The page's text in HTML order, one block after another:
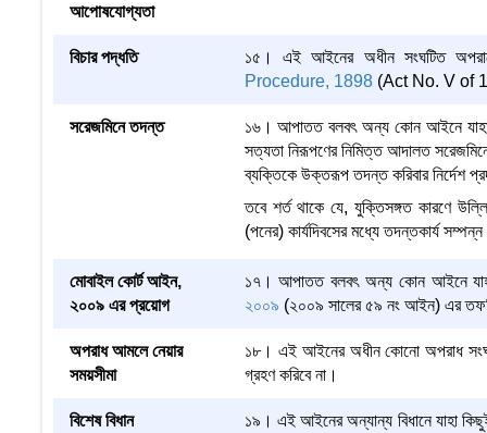
আপোষযোগ্যতা
বিচার পদ্ধতি
১৫। এই আইনের অধীন সংঘটিত
Procedure, 1898(Act No. V of
সরেজমিনে তদন্ত
১৬। আপাতত বলবৎ অন্য কোন আইনে যাহা
সত্যতা নিরূপণের নিমিত্ত আদালত
ব্যক্তিকে উক্তরূপ তদন্ত করিবার নির্দেশ
তবে শর্ত থাকে যে, যুক্তিসঙ্গত কারণে
(পনের) কার্যদিবসের মধ্যে তদন্তকার্য
মোবাইল কোর্ট আইন,
২০০৯ এর প্রয়োগ
১৭। আপাতত বলবৎ অন্য কোন আইনে
২০০৯ (২০০৯ সালের ৫৯ নং আইন) এর
অপরাধ আমলে নেয়ার
সময়সীমা
১৮। এই আইনের অধীন কোনো অপরাধ
গ্রহণ করিবে না।
বিশেষ বিধান
১৯। এই আইনের অন্যান্য বিধানে যাহা কিছুই